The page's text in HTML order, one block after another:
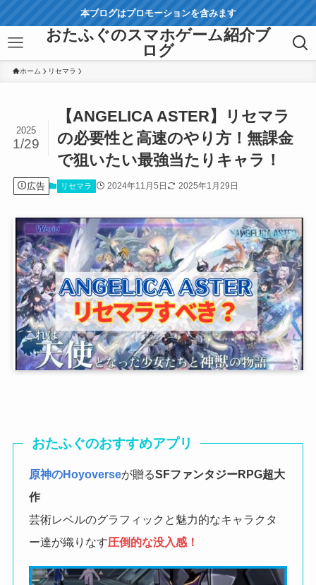
本ブログはプロモーションを含みます
おたふぐのスマホゲーム紹介ブ
ログ
ホーム リセマラ
【ANGELICA ASTER】リセマラ
の必要性と高速のやり方！無課金
で狙いたい最強当たりキャラ！
2025
1/29
広告 リセマラ 2024年11月5日 2025年1月29日
おたふぐのおすすめアプリ
原神のHoyoverseが贈るSFファンタジーRPG超大
作
芸術レベルのグラフィックと魅力的なキャラクタ
ー達が織りなす圧倒的な没入感！